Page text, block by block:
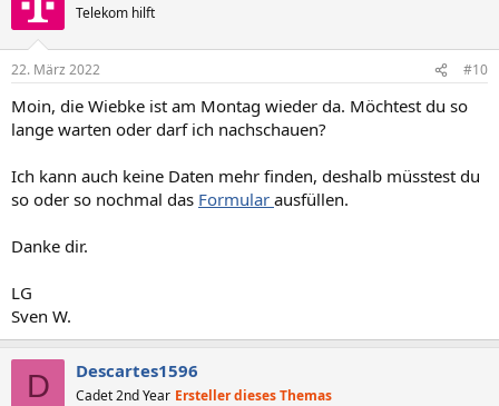
Telekom hilft
22. März 2022 #10
Moin, die Wiebke ist am Montag wieder da. Möchtest du so
lange warten oder darf ich nachschauen?
Ich kann auch keine Daten mehr finden, deshalb müsstest du
so oder so nochmal das Formular ausfüllen.
Danke dir.
LG
Sven W.
D Descartes1596
Cadet 2nd Year Ersteller dieses Themas